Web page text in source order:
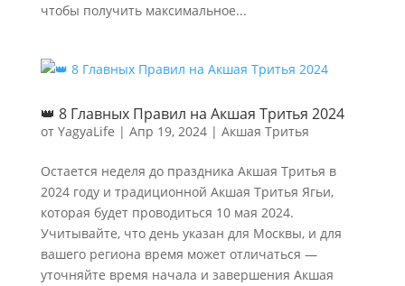
чтобы получить максимальное...
👑 8 Главных Правил на Акшая Тритья 2024
от YagyaLife | Апр 19, 2024| Акшая Тритья
Остается неделя до праздника Акшая Тритья в
2024 году и традиционной Акшая Тритья Ягьи,
которая будет проводиться 10 мая 2024.
Учитывайте, что день указан для Москвы, и для
вашего региона время может отличаться —
уточняйте время начала и завершения Акшая